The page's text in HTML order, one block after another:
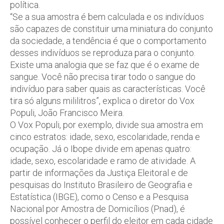
política.
“Se a sua amostra é bem calculada e os indivíduos
são capazes de constituir uma miniatura do conjunto
da sociedade, a tendência é que o comportamento
desses indivíduos se reproduza para o conjunto.
Existe uma analogia que se faz que é o exame de
sangue. Você não precisa tirar todo o sangue do
indivíduo para saber quais as características. Você
tira só alguns mililitros”, explica o diretor do Vox
Populi, João Francisco Meira.
O Vox Populi, por exemplo, divide sua amostra em
cinco estratos: idade, sexo, escolaridade, renda e
ocupação. Já o Ibope divide em apenas quatro:
idade, sexo, escolaridade e ramo de atividade. A
partir de informações da Justiça Eleitoral e de
pesquisas do Instituto Brasileiro de Geografia e
Estatística (IBGE), como o Censo e a Pesquisa
Nacional por Amostra de Domicílios (Pnad), é
possível conhecer o perfil do eleitor em cada cidade